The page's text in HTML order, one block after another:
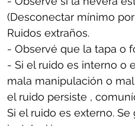
(Desconectar mínimo por
Ruidos extraños.
- Observé que la tapa o
- Si el ruido es interno o
mala manipulación o
el ruido persiste ,
Si el ruido es externo.